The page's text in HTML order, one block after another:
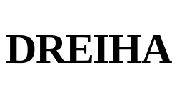
DREIHA